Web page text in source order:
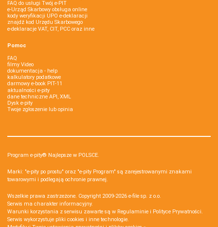
FAQ do usługi Twój e-PIT
e-Urząd Skarbowy obsługa online
kody weryfikacji UPO e-deklaracji
znajdź kod Urzędu Skarbowego
e-deklaracje VAT, CIT, PCC oraz inne
Pomoc
FAQ
filmy Video
dokumentacja - help
kalkulatory podatkowe
darmowy e-book PIT-11
aktualności e-pity
dane techniczne API, XML
Dysk e-pity
Twoje zgłoszenie lub opinia
Program e-pity® Najlepsze w POLSCE.
Marki: "e-pity po prostu" oraz "e-pity Program" są zarejestrowanymi znakami
towarowymi i podlegają ochronie prawnej.
Wszelkie prawa zastrzeżone. Copyright 2009-2026 e-file sp. z o.o.
Serwis ma charakter informacyjny.
Warunki korzystania z serwisu zawarte są w Regulaminie i Polityce Prywatności.
Serwis wykorzystuje pliki cookies i inne technologie.